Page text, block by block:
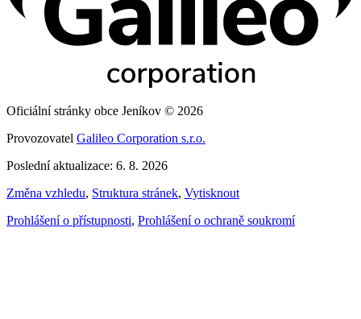
Oficiální stránky obce Jeníkov © 2026
Provozovatel Galileo Corporation s.r.o.
Poslední aktualizace: 6. 8. 2026
Změna vzhledu, Struktura stránek, Vytisknout
Prohlášení o přístupnosti, Prohlášení o ochraně soukromí